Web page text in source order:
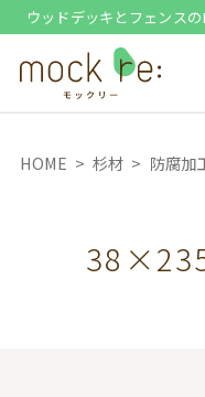
ウッドデッキとフェンス
HOME 杉材 防腐加